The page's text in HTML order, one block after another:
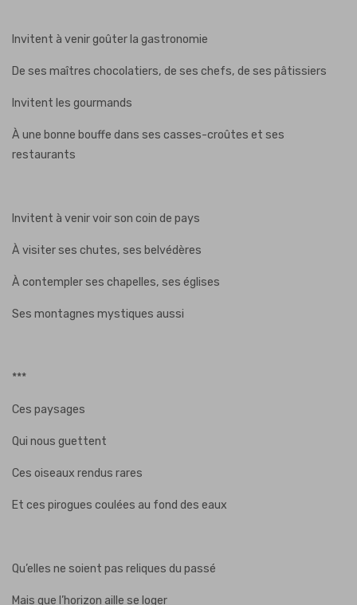
Invitent à venir goûter la gastronomie
De ses maîtres chocolatiers, de ses chefs, de ses pâtissiers
Invitent les gourmands
À une bonne bouffe dans ses casses-croûtes et ses
restaurants
Invitent à venir voir son coin de pays
À visiter ses chutes, ses belvédères
À contempler ses chapelles, ses églises
Ses montagnes mystiques aussi
***
Ces paysages
Qui nous guettent
Ces oiseaux rendus rares
Et ces pirogues coulées au fond des eaux
Qu’elles ne soient pas reliques du passé
Mais que l’horizon aille se loger